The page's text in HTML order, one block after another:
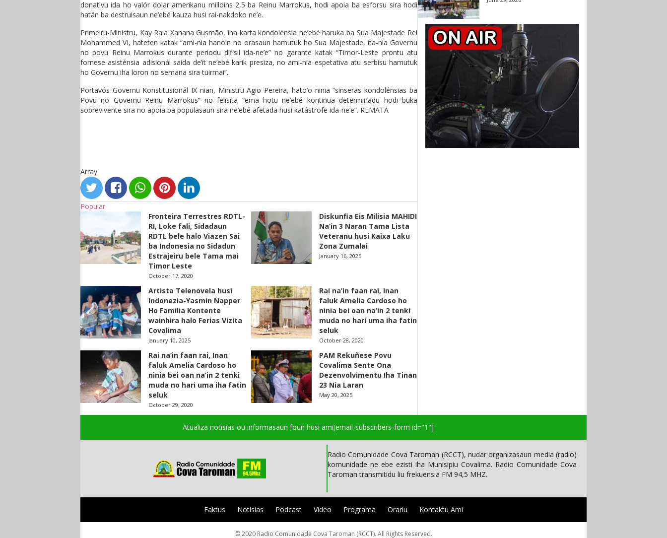
donativu ida ho valór dolar amerikanu milloins 2,5 ba Reinu Marrokus, hodi apoia ba esforsu sira hodi
hatán ba destruisaun ne’ebé kauza husi rai-nakdoko ne’e.
Primeiru-Ministru, Kay Rala Xanana Gusmão, iha karta kondolénsia ne’ebé haruka ba Sua Majestade Rei
Mohammed VI, hateten katak “ami-nia hanoin no orasaun hamutuk ho Sua Majestade, ita-nia Governu
no povu Reinu Marrokus durante períodu difisil ida-ne’e” no garante katak “Timor-Leste prontu atu
fornese asisténsia adisionál saida de’it ne’ebé karik presiza, no ami-nia espetativa atu serbisu hamutuk
ho Governu iha loron no semana sira tuirmai”.
Portavós Governu Konstitusionál IX nian, Ministru Agio Pereira, hato’o ninia “sinseras kondolénsias ba
Povu no Governu Reinu Marrokus” no felisita “ema hotu ne’ebé kontinua determinadu hodi buka
sobrevivente sira no apoia ba populasaun sira ne’ebé afetada husi katástrofe ida-ne’e”. REMATA
Array
Popular
Fronteira Terrestres RDTL-
RI, Loke fali, Sidadaun
RDTL bele halo Viazen Sai
ba Indonesia no Sidadun
Estrajeiru bele Tama mai
Timor Leste
October 17, 2020
Diskunfia Eis Milisia MAHIDI
Na’in 3 Naran Tama Lista
Veteranu husi Kaixa Laku
Zona Zumalai
January 16, 2025
Artista Telenovela husi
Indonezia-Yasmin Napper
Ho Familia Kontente
wainhira halo Ferias Vizita
Covalima
January 10, 2025
Rai na’in faan rai, Inan
faluk Amelia Cardoso ho
ninia bei oan na’in 2 tenki
muda no hari uma iha fatin
seluk
October 28, 2020
Rai na’in faan rai, Inan
faluk Amelia Cardoso ho
ninia bei oan na’in 2 tenki
muda no hari uma iha fatin
seluk
October 29, 2020
PAM Rekuñese Povu
Covalima Sente Ona
Dezenvolvimentu Iha Tinan
23 Nia Laran
May 20, 2025
Atualiza notisias ou informasaun foun husi ami[email-subscribers-form id="1"]
Radio Comunidade Cova Taroman (RCCT), nudar organizasaun media (radio)
komunidade ne ebe ezisti iha Munisipiu Covalima. Radio Comunidade Cova
Taroman transmitidu liu frekuensia FM 94,5 MHZ.
Faktus Notisias Podcast Video Programa Orariu Kontaktu Ami
© 2020 Radio Comunidade Cova Taroman (RCCT). All Rights Reserved.